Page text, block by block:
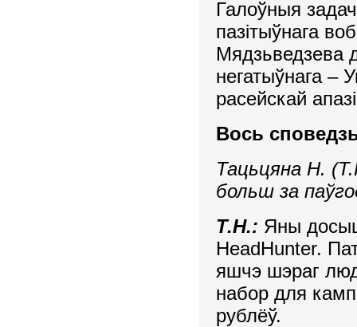
Галоўныя
пазітыўнага
Мядзьведзева
негатыўнага –
расейскай
Вось
Тацьцяна Н.
больш за
Т.Н.: Яны
HeadHunter.
яшчэ шэраг
набор для
рублёў.